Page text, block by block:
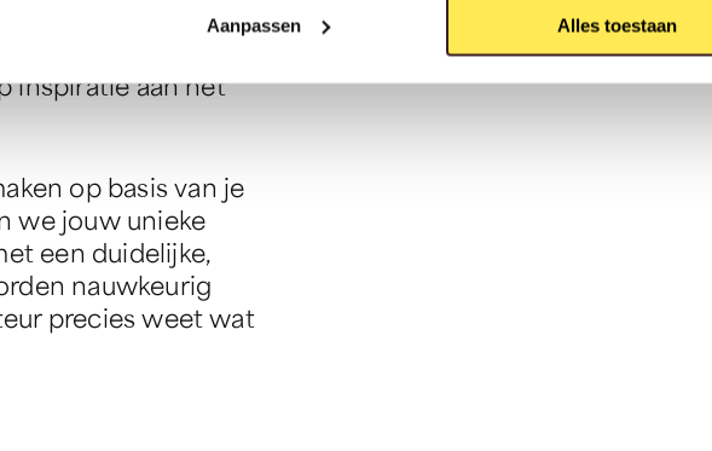
Aanpassen Alles toestaan
de showroom. Of
inspiratie aan het
op basis van je
we jouw unieke
een duidelijke,
nauwkeurig
precies weet wat